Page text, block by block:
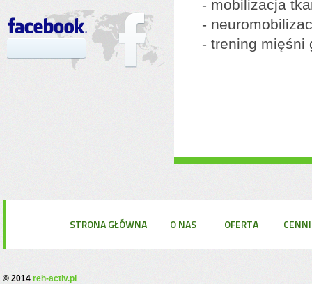
- mobilizacja
-
- trening mięśni
STRONA GŁÓWNA O NAS OFERTA
© 2014 reh-activ.pl